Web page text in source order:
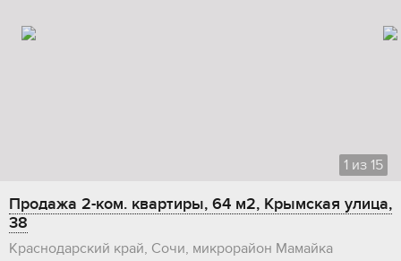
1 из 15
Продажа 2-ком. квартиры, 64 м2, Крымская улица,
38
Краснодарский край, Сочи, микрорайон Мамайка